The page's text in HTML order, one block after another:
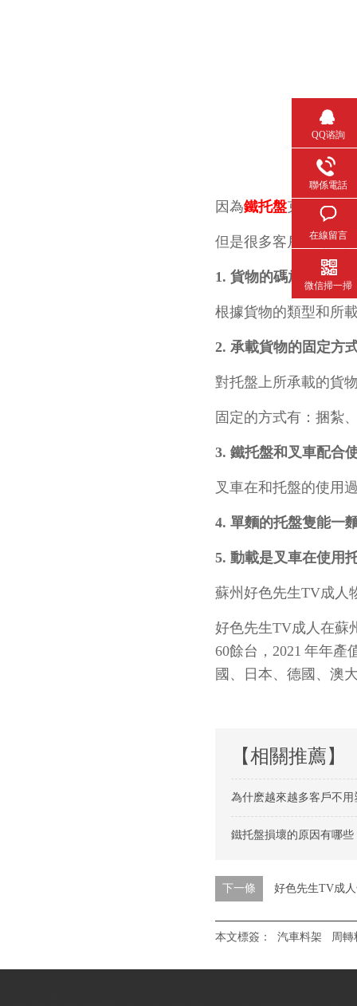
因為鐵托盤克服木托盤
但是很多客戶不知道
1. 貨物的碼放方式
根據貨物的類型和所
2. 承載貨物的固定方
對托盤上所承載的貨物
固定的方式有：捆紮
3. 鐵托盤和叉車配合
叉車在和托盤的使用過
4. 單麵的托盤隻能一麵
5. 動載是叉車在使用
蘇州好色先生TV成人
好色先生TV成人在蘇
60餘台， 2021 年年產
國、日本、德國
【相關推薦】
為什麽越來越多客戶不用塑
鐵托盤損壞的原因有哪些
下一條 好色先生TV成
本文標簽： 汽車料架 周轉
QQ谘詢
聯係電話
在線留言
微信掃一掃